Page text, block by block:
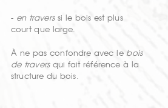
- en traverssi le bois est plus
court que large.
À ne pas confondre avec le bois
de traversqui fait référence à la
structure du bois.